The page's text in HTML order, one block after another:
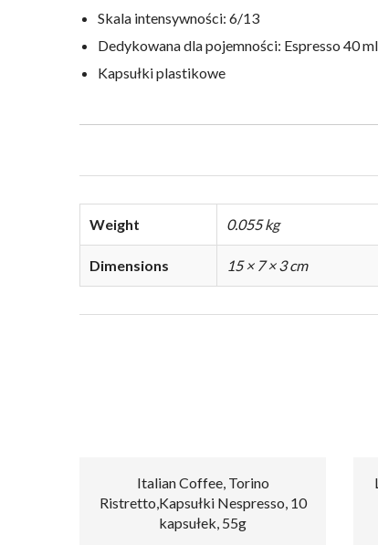
Skala intensywności: 6/13
Dedykowana dla pojemności: Espresso 40
Kapsułki plastikowe
Weight 0.055 kg
Dimensions 15 × 7 × 3 cm
Italian Coffee, Torino
Ristretto,Kapsułki Nespresso, 10
kapsułek, 55g